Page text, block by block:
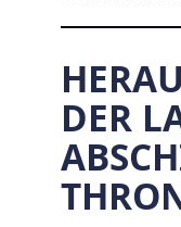
DER